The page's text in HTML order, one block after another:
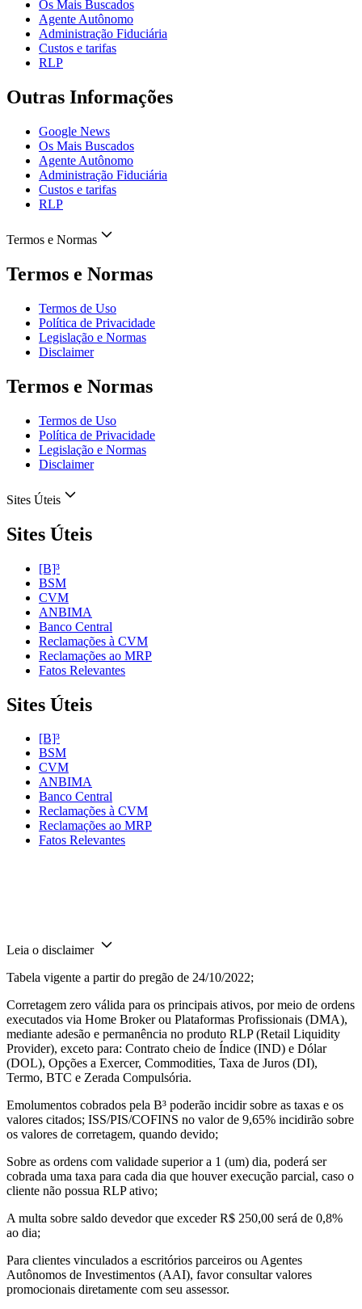
Os Mais Buscados
Agente Autônomo
Administração Fiduciária
Custos e tarifas
RLP
Outras Informações
Google News
Os Mais Buscados
Agente Autônomo
Administração Fiduciária
Custos e tarifas
RLP
Termos e Normas
Termos e Normas
Termos de Uso
Política de Privacidade
Legislação e Normas
Disclaimer
Termos e Normas
Termos de Uso
Política de Privacidade
Legislação e Normas
Disclaimer
Sites Úteis
Sites Úteis
[B]³
BSM
CVM
ANBIMA
Banco Central
Reclamações à CVM
Reclamações ao MRP
Fatos Relevantes
Sites Úteis
[B]³
BSM
CVM
ANBIMA
Banco Central
Reclamações à CVM
Reclamações ao MRP
Fatos Relevantes
Leia o disclaimer
Tabela vigente a partir do pregão de 24/10/2022;
Corretagem zero válida para os principais ativos, por meio de ordens
executados via Home Broker ou Plataformas Profissionais (DMA),
mediante adesão e permanência no produto RLP (Retail Liquidity
Provider), exceto para: Contrato cheio de Índice (IND) e Dólar
(DOL), Opções a Exercer, Commodities, Taxa de Juros (DI),
Termo, BTC e Zerada Compulsória.
Emolumentos cobrados pela B³ poderão incidir sobre as taxas e os
valores citados; ISS/PIS/COFINS no valor de 9,65% incidirão sobre
os valores de corretagem, quando devido;
Sobre as ordens com validade superior a 1 (um) dia, poderá ser
cobrada uma taxa para cada dia que houver execução parcial, caso o
cliente não possua RLP ativo;
A multa sobre saldo devedor que exceder R$ 250,00 será de 0,8%
ao dia;
Para clientes vinculados a escritórios parceiros ou Agentes
Autônomos de Investimentos (AAI), favor consultar valores
promocionais diretamente com seu assessor.